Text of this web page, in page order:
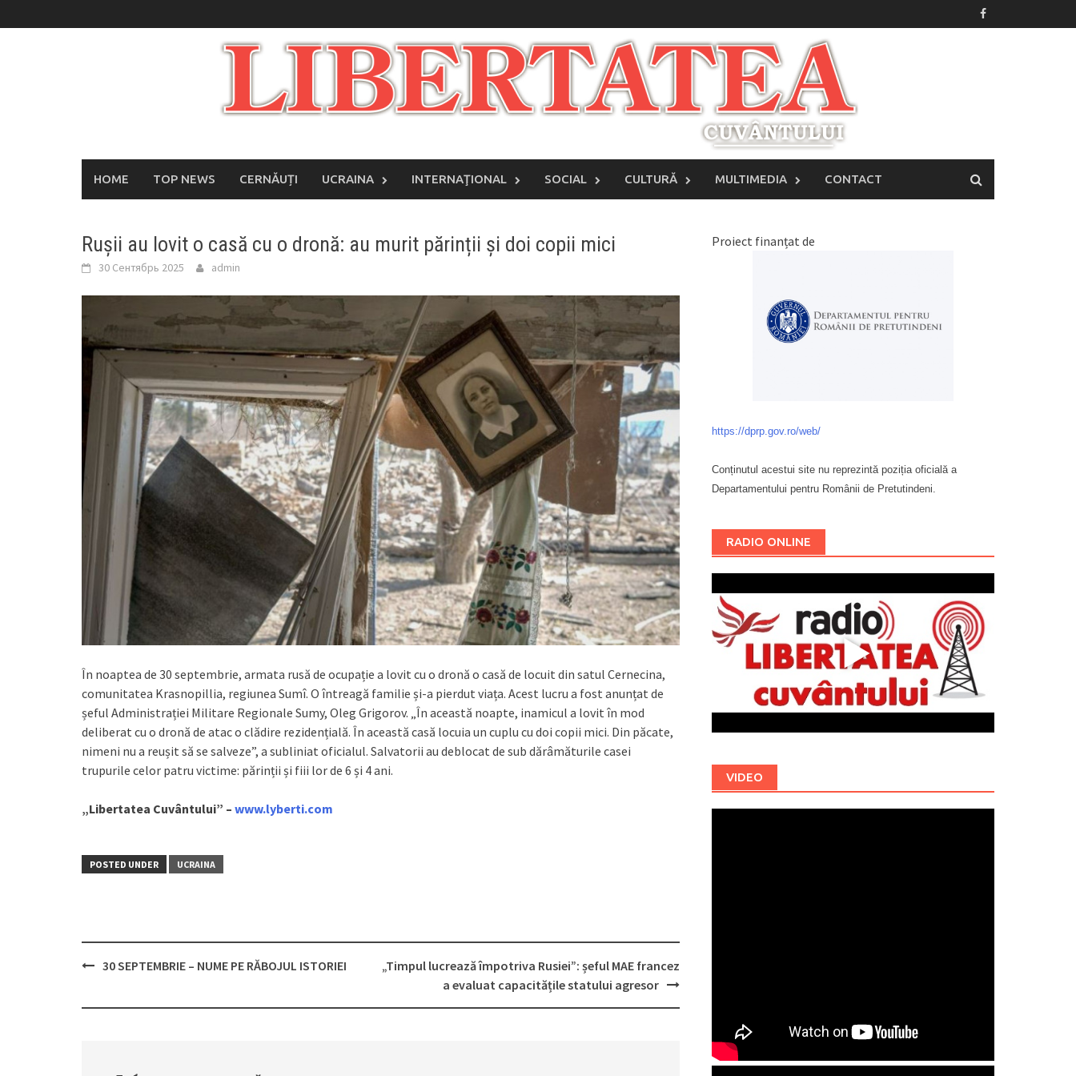
to
HOME TOP NEWS CERNĂUȚI UCRAINA INTERNAŢIONAL SOCIAL CULTURĂ MULTIMEDIA CONTACT
Rușii au lovit o casă cu o dronă: au murit părinții și doi copii mici
30 Сентябрь 2025 admin
În noaptea de 30 septembrie, armata rusă de ocupație a lovit cu o dronă o casă de locuit din satul Cernecina,
comunitatea Krasnopillia, regiunea Sumî. O întreagă familie și-a pierdut viața. Acest lucru a fost anunțat de
șeful Administrației Militare Regionale Sumy, Oleg Grigorov. „În această noapte, inamicul a lovit în mod
deliberat cu o dronă de atac o clădire rezidențială. În această casă locuia un cuplu cu doi copii mici. Din păcate,
nimeni nu a reușit să se salveze”, a subliniat oficialul. Salvatorii au deblocat de sub dărâmăturile casei
trupurile celor patru victime: părinții și fiii lor de 6 și 4 ani.
„Libertatea Cuvântului” – www.lyberti.com
POSTED UNDER UCRAINA
navigation
30 SEPTEMBRIE – NUME PE RĂBOJUL ISTORIEI
„Timpul lucrează împotriva Rusiei”: șeful MAE francez
a evaluat capacitățile statului agresor
Proiect finanțat de
https://dprp.gov.ro/web/
Conținutul acestui site nu reprezintă poziția oficială a
Departamentului pentru Românii de Pretutindeni.
RADIO ONLINE
VIDEO